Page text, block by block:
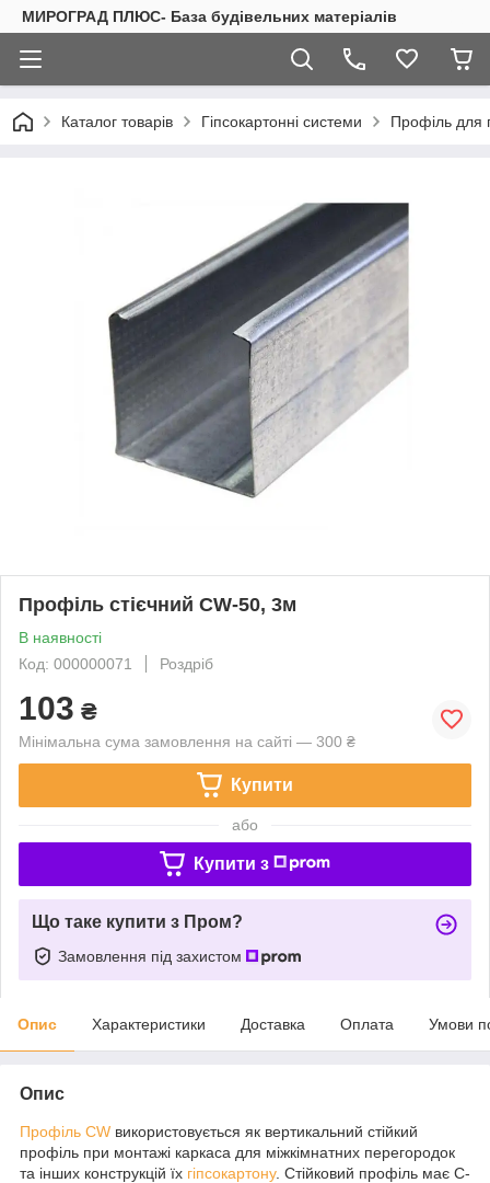
МИРОГРАД ПЛЮС- База будівельних матеріалів
Каталог товарів Гіпсокартонні системи Профіль для
Профіль стієчний CW-50, 3м
В наявності
Код: 000000071
Роздріб
103 ₴
Мінімальна сума замовлення на сайті — 300 ₴
Купити
або
Купити з
Що таке купити з Пром?
Замовлення під захистом
Опис Характеристики Доставка Оплата Умови
Опис
Профіль CW використовується як вертикальний стійкий
профіль при монтажі каркаса для міжкімнатних перегородок
та інших конструкцій їх гіпсокартону. Стійковий профіль має С-